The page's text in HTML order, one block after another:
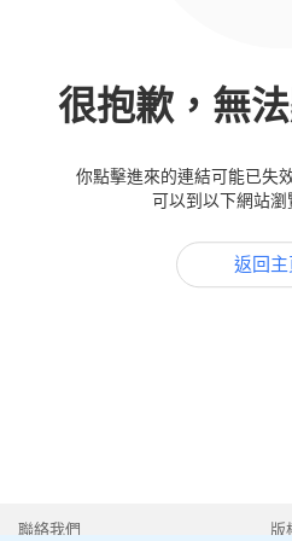
很抱歉，無
你點擊進來的連結可能已失
可以到以下網站瀏
返回主
聯絡我們 版